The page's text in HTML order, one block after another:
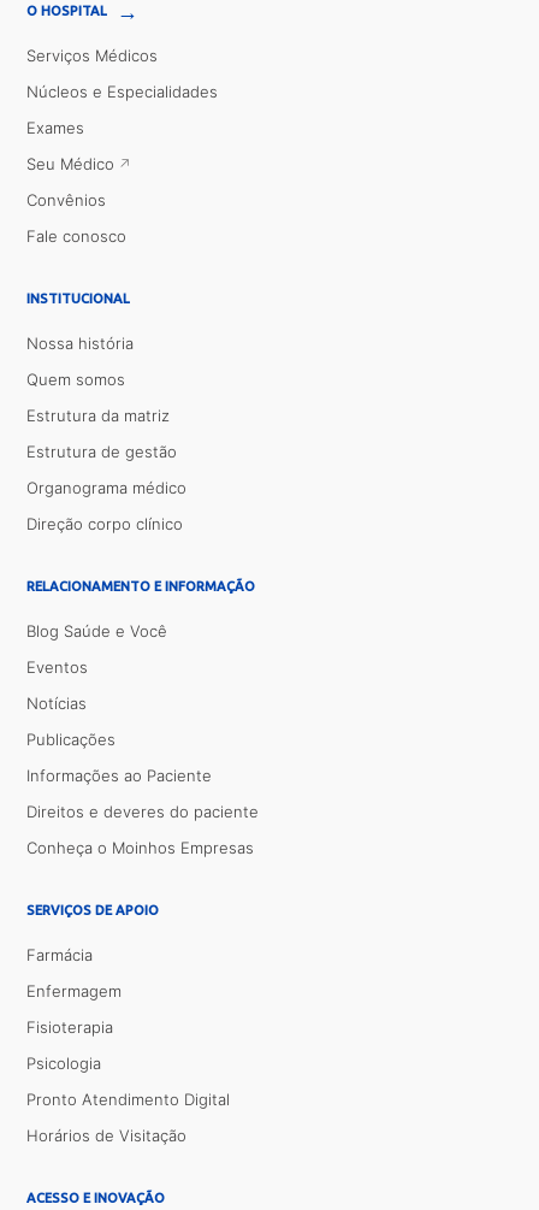
O HOSPITAL →
Serviços Médicos
Núcleos e Especialidades
Exames
Seu Médico
Convênios
Fale conosco
INSTITUCIONAL
Nossa história
Quem somos
Estrutura da matriz
Estrutura de gestão
Organograma médico
Direção corpo clínico
RELACIONAMENTO E INFORMAÇÃO
Blog Saúde e Você
Eventos
Notícias
Publicações
Informações ao Paciente
Direitos e deveres do paciente
Conheça o Moinhos Empresas
SERVIÇOS DE APOIO
Farmácia
Enfermagem
Fisioterapia
Psicologia
Pronto Atendimento Digital
Horários de Visitação
ACESSO E INOVAÇÃO